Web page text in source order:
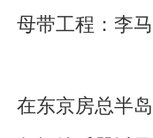
带工程：李
东京房总半岛